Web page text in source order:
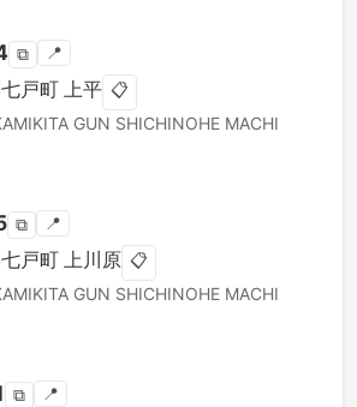
⧉ 📍
戸町 上平 📋
GUN SHICHINOHE MACHI
⧉ 📍
戸町 上川原 📋
GUN SHICHINOHE MACHI
⧉ 📍